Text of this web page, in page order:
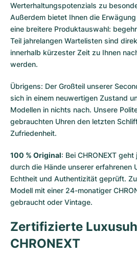
Werterhaltungspotenzials zu
Außerdem bietet Ihnen die
eine breitere Produktauswahl:
Teil jahrelangen Wartelisten sind
innerhalb kürzester Zeit zu Ihnen
werden.
Übrigens: Der Großteil unserer
sich in einem neuwertigen Zustand
Modellen in nichts nach. Unsere
gebrauchten Uhren den letzten
Zufriedenheit.
100 % Original: Bei CHRONEXT
durch die Hände unserer erfahrenen
Echtheit und Authentizität geprüft.
Modell mit einer 24-monatiger
gebraucht oder Vintage.
Zertifizierte
CHRONEXT